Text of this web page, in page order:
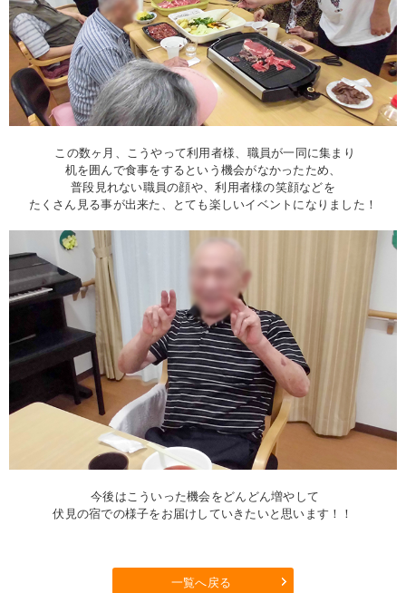
この数ヶ月、こうやって利用者様、職員が一同に集まり
机を囲んで食事をするという機会がなかったため、
普段見れない職員の顔や、利用者様の笑顔などを
たくさん見る事が出来た、とても楽しいイベントになりました！
今後はこういった機会をどんどん増やして
伏見の宿での様子をお届けしていきたいと思います！！
一覧へ戻る